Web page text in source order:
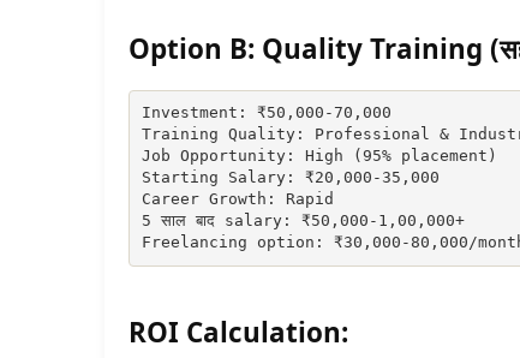
Option B: Quality Training
Investment: ₹50,000-70,000
Training Quality: Professional &
Job Opportunity: High (95% placement)
Starting Salary: ₹20,000-35,000
Career Growth: Rapid
5 साल बाद salary: ₹50,000-1,00,000+
Freelancing option: ₹30,000-80,000/
ROI Calculation: